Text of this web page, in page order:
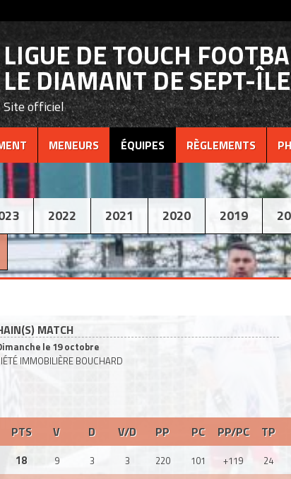
LIGUE DE TOUCH
LE DIAMANT DE SEPT-
Site officiel
MENEURS ÉQUIPES RÈGLEMENTS
2022 2021 2020 2019
MATCH
le 19 octobre
IMMOBILIÈRE BOUCHARD
PTS V D V/D PP PC PP/PC TP
18 9 3 3 220 101 +119 24